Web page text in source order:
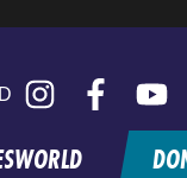
Instagram Facebook